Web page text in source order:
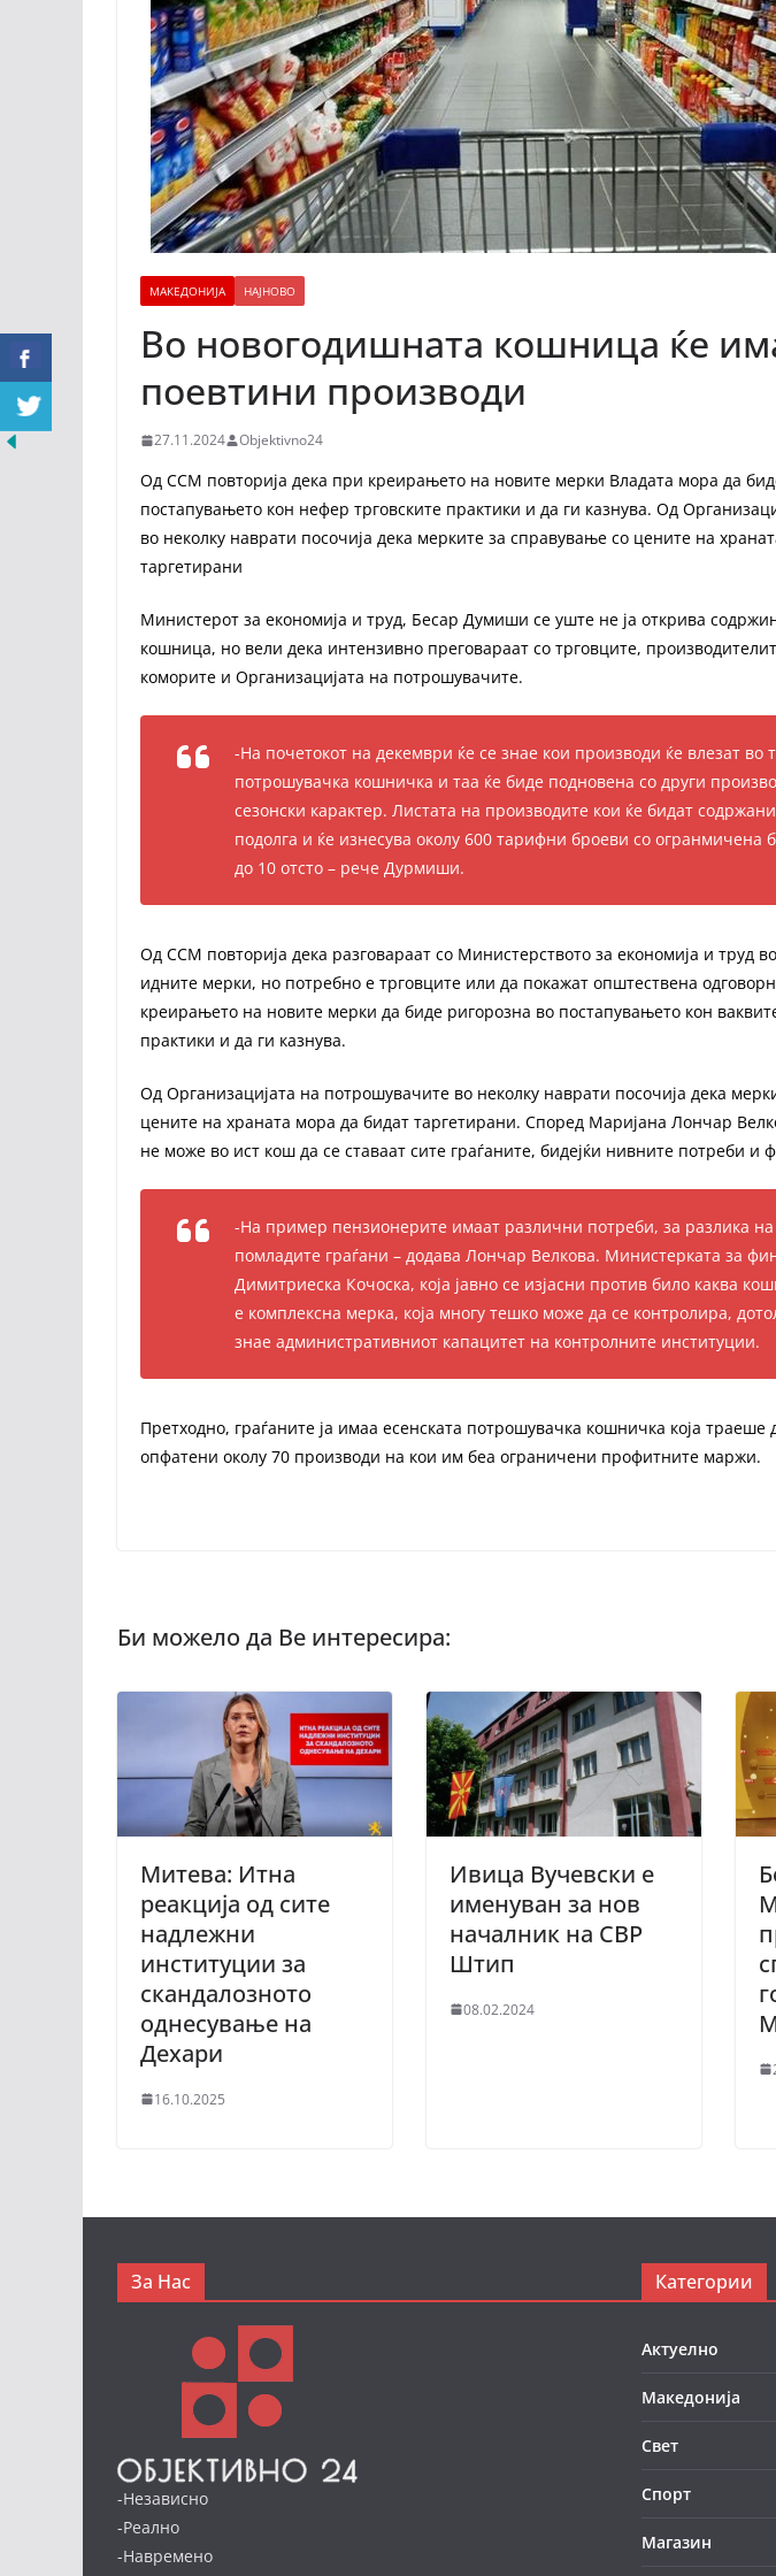
МАКЕДОНИЈА НАЈНОВО
Во новогодишната кошница ќе
поевтини производи
27.11.2024 Objektivno24
Од ССМ повторија дека при креирањето на новите мерки Владата мора да
постапувањето кон нефер трговските практики и да ги казнува. Од
во неколку наврати посочија дека мерките за справување со цените на
таргетирани
Министерот за економија и труд, Бесар Думиши се уште не ја открива
кошница, но вели дека интензивно преговараат со трговците,
коморите и Организацијата на потрошувачите.
-На почетокот на декември ќе се знае кои производи ќе влезат во
потрошувачка кошничка и таа ќе биде подновена со други
сезонски карактер. Листата на производите кои ќе бидат
подолга и ќе изнесува околу 600 тарифни броеви со огранмичена
до 10 отсто – рече Дурмиши.
Од ССМ повторија дека разговараат со Министерството за економија и труд
идните мерки, но потребно е трговците или да покажат општествена
креирањето на новите мерки да биде ригорозна во постапувањето кон
практики и да ги казнува.
Од Организацијата на потрошувачите во неколку наврати посочија дека
цените на храната мора да бидат таргетирани. Според Маријана Лончар
не може во ист кош да се ставаат сите граѓаните, бидејќи нивните потреби и
-На пример пензионерите имаат различни потреби, за разлика
помладите граѓани – додава Лончар Велкова. Министерката за
Димитриеска Кочоска, која јавно се изјасни против било каква
е комплексна мерка, која многу тешко може да се контролира,
знае административниот капацитет на контролните институции.
Претходно, граѓаните ја имаа есенската потрошувачка кошничка која траеше
опфатени околу 70 производи на кои им беа ограничени профитните маржи.
Митева: Итна
реакција од сите
надлежни
институции за
скандалозното
однесување на
Дехари
16.10.2025
Ивица Вучевски е
именуван за нов
началник на СВР
Штип
08.02.2024
За Нас
-Независно
-Реално
-Навремено
Категории
Актуелно
Македонија
Свет
Спорт
Магазин